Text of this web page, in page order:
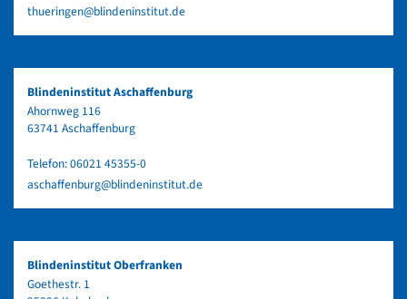
thueringen@blindeninstitut.de
Blindeninstitut Aschaffenburg
Ahornweg 116
63741 Aschaffenburg
Telefon:06021 45355-0
aschaffenburg@blindeninstitut.de
Blindeninstitut Oberfranken
Goethestr. 1